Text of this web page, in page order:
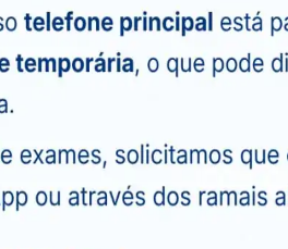
eficaz no diagnóstico de
por deficiência de vitamina
é útil para identificar
condição em que a glândula
perda de cálcio dos ossos e
medicamentos que afetam a